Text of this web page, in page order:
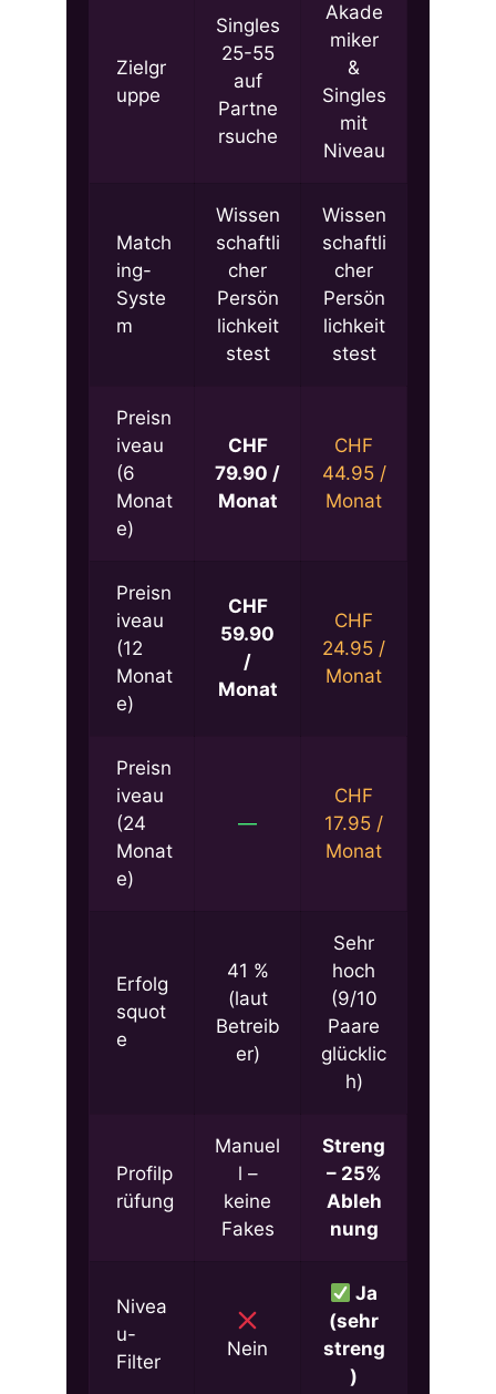
Zielgr
uppe
Singles
25-55
auf
Partne
rsuche
Akade
miker
&
Singles
mit
Niveau
Match
ing-
Syste
m
Wissen
schaftli
cher
Persön
lichkeit
stest
Wissen
schaftli
cher
Persön
lichkeit
stest
Preisn
iveau
(6
Monat
e)
CHF
79.90 /
Monat
CHF
44.95 /
Monat
Preisn
iveau
(12
Monat
e)
CHF
59.90
/
Monat
CHF
24.95 /
Monat
Preisn
iveau
(24
Monat
e)
—
CHF
17.95 /
Monat
Erfolg
squot
e
41 %
(laut
Betreib
er)
Sehr
hoch
(9/10
Paare
glücklic
h)
Profilp
rüfung
Manuel
l –
keine
Fakes
Streng
– 25%
Ableh
nung
Nivea
u-
Filter
Nein
Ja
(sehr
streng
)